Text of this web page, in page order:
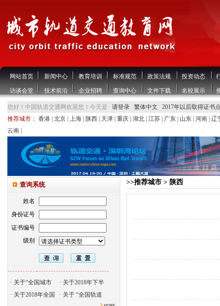
网站首页 新闻中心 教育培训 标准规范 政策法规 投资动态
访谈会堂 技术前沿 企业招聘 查询中心 文件下载 名校展示
您好！中国轨道交通网欢迎您！今天是 请登录 繁体中文
2017年以后取得证书
推荐城市： 香港 北京 上海 陕西 天津 重庆 湖北 江苏 广东 山东 河南 辽
云南
查询系统
姓名
身份证号
证书编号
级别
· 关于“全国城市 · 关于2018年下半
· 关于2018年全国 · 关于 “全国轨道
振威国际展览有限公司
>>推荐城市 > 陕西